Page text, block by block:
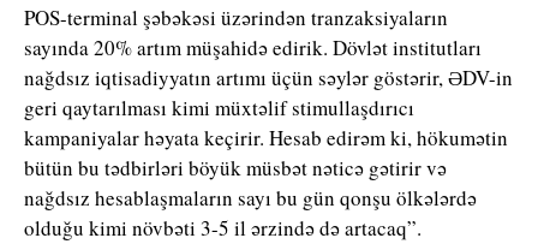
POS-terminal şəbəkəsi üzərindən tranzaksiyaların
sayında 20% artım müşahidə edirik. Dövlət institutları
nağdsız iqtisadiyyatın artımı üçün səylər göstərir, ƏDV-in
geri qaytarılması kimi müxtəlif stimullaşdırıcı
kampaniyalar həyata keçirir. Hesab edirəm ki, hökumətin
bütün bu tədbirləri böyük müsbət nəticə gətirir və
nağdsız hesablaşmaların sayı bu gün qonşu ölkələrdə
olduğu kimi növbəti 3-5 il ərzində də artacaq”.